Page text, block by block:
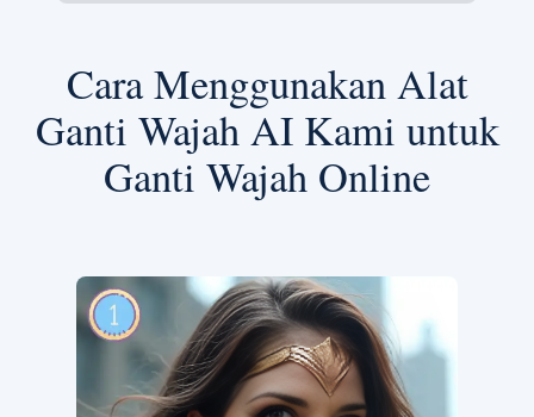
Cara Menggunakan Alat
Ganti Wajah AI Kami untuk
Ganti Wajah Online